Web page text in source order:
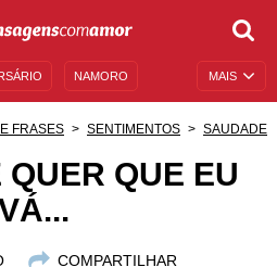
MAIS
NAMORO
DE ANIVERSÁRIO
FRASES SENTIMENTOS SAUDADE
QUER QUE EU
COMPARTILHAR